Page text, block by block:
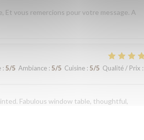
Et vous remercions pour votre message. A
: 5/5 Ambiance: 5/5 Cuisine: 5/5 Qualité / Prix :
Fabulous window table, thoughtful,